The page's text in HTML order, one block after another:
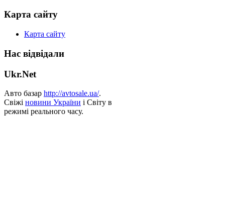
Карта сайту
Карта сайту
Нас відвідали
Ukr.Net
Авто базар http://avtosale.ua/.
Свіжі новини України і Світу в
режимі реального часу.